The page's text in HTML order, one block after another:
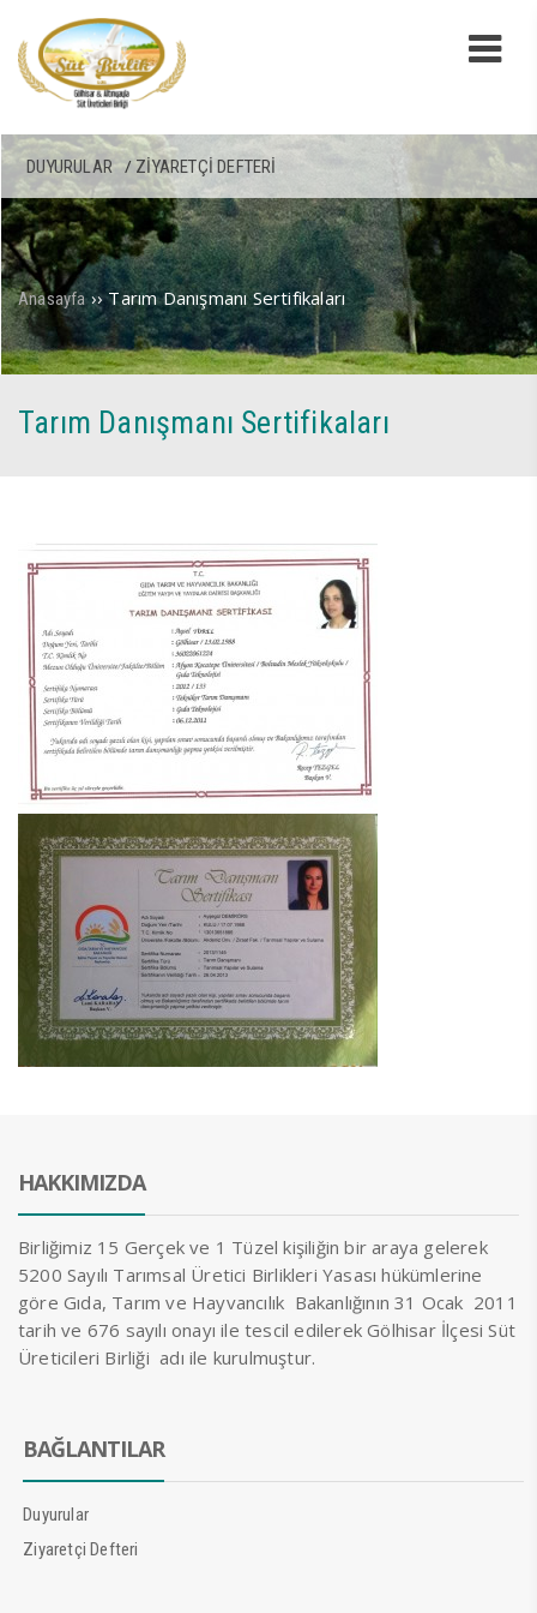
DUYURULAR ZIYARETÇI DEFTERI
Anasayfa ››Tarım Danışmanı Sertifikaları
Tarım Danışmanı Sertifikaları
HAKKIMIZDA
Birliğimiz 15 Gerçek ve 1 Tüzel kişiliğin bir araya gelerek
5200 Sayılı Tarımsal Üretici Birlikleri Yasası hükümlerine
göre Gıda, Tarım ve Hayvancılık Bakanlığının 31 Ocak 2011
tarih ve 676 sayılı onayı ile tescil edilerek Gölhisar İlçesi Süt
Üreticileri Birliği adı ile kurulmuştur.
BAĞLANTILAR
Duyurular
Ziyaretçi Defteri